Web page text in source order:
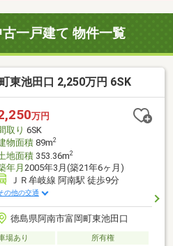
一戸建て 物件一覧
東池田口 2,250万円 6SK
万円
取り 6SK
物面積89m2
地面積353.36m2
年月 2005年3月(築21年6ヶ月)
ＪＲ牟岐線 阿南駅 徒歩9分
の他の交通
徳島県阿南市富岡町東池田口
場あり 所有権